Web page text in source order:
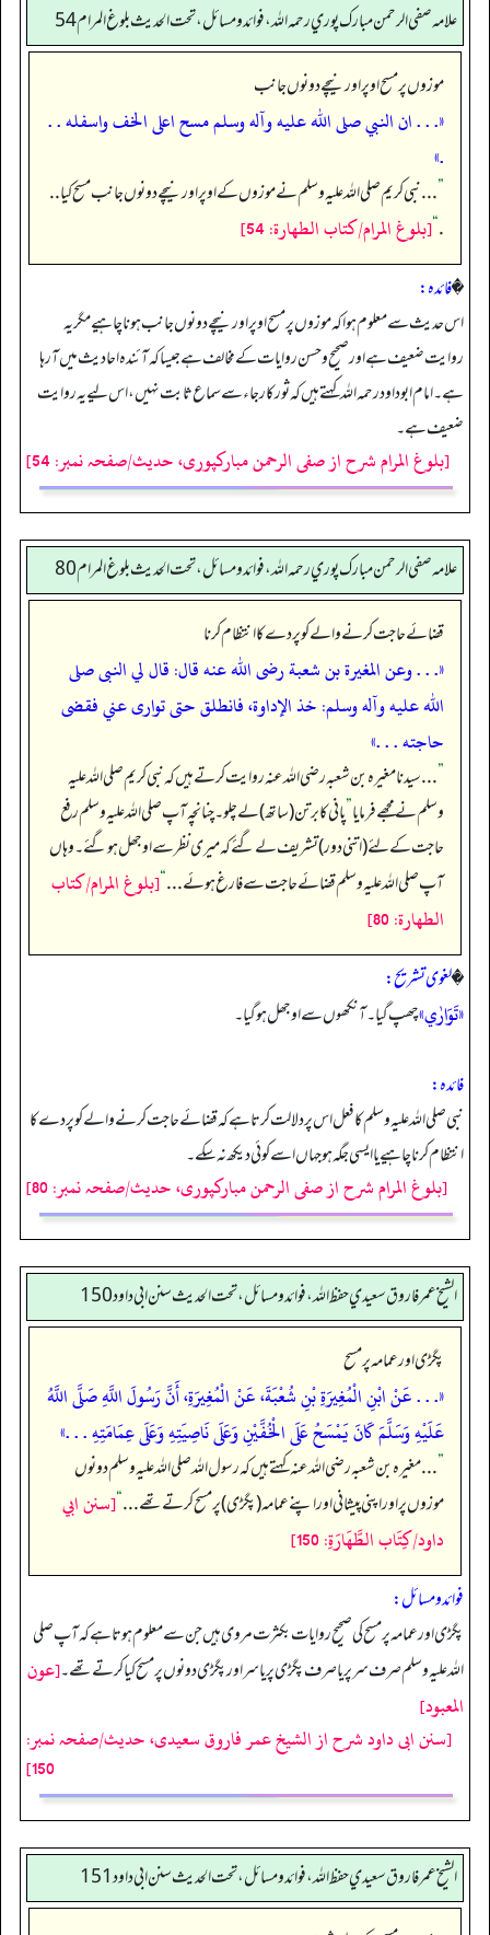
علامه صفي الرحمن مبارك پوري رحمه الله، فوائد و مسائل، تحت الحديث بلوغ المرام 54
موزوں پر مسح اوپر اور نیچے دونوں جانب
«. . . ان النبي صلى الله عليه وآله وسلم مسح اعلى الخف واسفله . .
.»
”. . . نبی کریم صلی اللہ علیہ وسلم نے موزوں کے اوپر اور نیچے دونوں جانب مسح کیا . .
.
“[بلوغ المرام/كتاب الطهارة: 54]
�فائدہ:
اس حدیث سے معلوم ہوا کہ موزوں پر مسح اوپر اور نیچے دونوں جانب ہونا چاہیے مگر یہ
روایت ضعیف ہے اور صحیح و حسن روایات کے مخالف ہے جیسا کہ آئندہ احادیث میں آ رہا
ہے۔ امام ابوداود رحمہ اللہ کہتے ہیں کہ ثور کا رجاء سے سماع ثابت نہیں، اس لیے یہ روایت
ضعیف ہے۔
[بلوغ المرام شرح از صفی الرحمن مبارکپوری، حدیث/صفحہ نمبر: 54]
علامه صفي الرحمن مبارك پوري رحمه الله، فوائد و مسائل، تحت الحديث بلوغ المرام 80
قضائے حاجت کرنے والے کو پردے کا انتظام کرنا
«. . . وعن المغيرة بن شعبة رضى الله عنه قال: قال لي النبى صلى
الله عليه وآله وسلم: ‏‏‏‏خذ الإداوة،‏‏‏‏ فانطلق حتى توارى عني فقضى
حاجته . . .»
”. . . سیدنا مغیرہ بن شعبہ رضی اللہ عنہ روایت کرتے ہیں کہ نبی کریم صلی اللہ علیہ
وسلم نے مجھے فرمایا”پانی کا برتن (ساتھ) لے چلو۔ چنانچہ آپ صلی اللہ علیہ وسلم رفع
حاجت کے لئے (اتنی دور) تشریف لے گئے کہ میری نظر سے اوجھل ہو گئے۔ وہاں
آپ صلی اللہ علیہ وسلم قضائے حاجت سے فارغ ہوئے . . .“[بلوغ المرام/كتاب
الطهارة: 80]
�لغوی تشریح:
«تَوَارٰي»چھپ گیا۔ آنکھوں سے اوجھل ہو گیا۔
فائدہ:
نبی صلی اللہ علیہ وسلم کا فعل اس پر دلالت کرتا ہے کہ قضائے حاجت کرنے والے کو پردے کا
انتظام کرنا چاہیے یا ایسی جگہ ہو جہاں اسے کوئی دیکھ نہ سکے۔
[بلوغ المرام شرح از صفی الرحمن مبارکپوری، حدیث/صفحہ نمبر: 80]
الشيخ عمر فاروق سعيدي حفظ الله، فوائد و مسائل، تحت الحديث سنن ابي داود 150
پگڑی اور عمامہ پر مسح
«. . . عَنْ ابْنِ الْمُغِيرَةِ بْنِ شُعْبَةَ، عَنْ الْمُغِيرَةِ، أَنَّ رَسُولَ اللَّهِ صَلَّى اللَّهُ
عَلَيْهِ وَسَلَّمَ كَانَ يَمْسَحُ عَلَى الْخُفَّيْنِ وَعَلَى نَاصِيَتِهِ وَعَلَى عِمَامَتِهِ . . .»
”. . . مغیرہ بن شعبہ رضی اللہ عنہ کہتے ہیں کہ رسول اللہ صلی اللہ علیہ وسلم دونوں
موزوں پر اور اپنی پیشانی اور اپنے عمامہ (پگڑی) پر مسح کرتے تھے . . .“[سنن ابي
داود/كِتَاب الطَّهَارَةِ: 150]
فوائد و مسائل:
پگڑی اور عمامہ پر مسح کی صحیح روایات بکثرت مروی ہیں جن سے معلوم ہوتا ہے کہ آپ صلی
اللہ علیہ وسلم صرف سر پر یا صرف پگڑی پر یا سر اور پگڑی دونوں پر مسح کیا کرتے تھے۔[عون
المعبود]
[سنن ابی داود شرح از الشیخ عمر فاروق سعیدی، حدیث/صفحہ نمبر:
150]
الشيخ عمر فاروق سعيدي حفظ الله، فوائد و مسائل، تحت الحديث سنن ابي داود 151